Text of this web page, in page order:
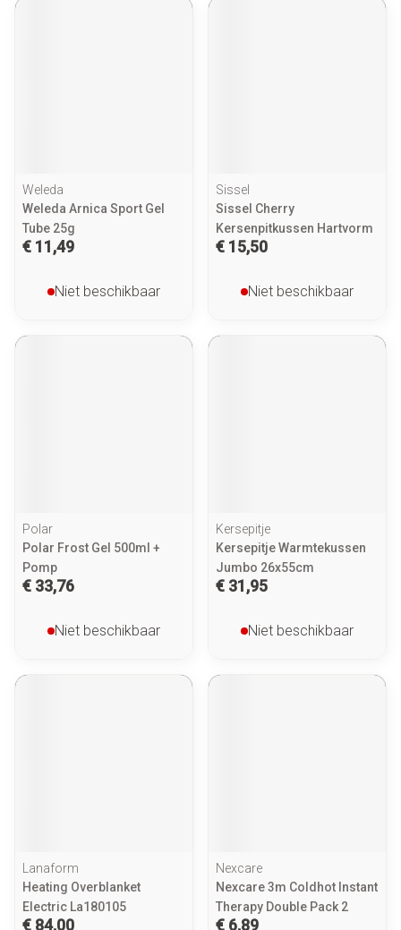
Weleda
Weleda Arnica Sport Gel
Tube 25g
€ 11,49
Niet beschikbaar
Sissel
Sissel Cherry
Kersenpitkussen Hartvorm
€ 15,50
Niet beschikbaar
Polar
Polar Frost Gel 500ml +
Pomp
€ 33,76
Niet beschikbaar
Kersepitje
Kersepitje Warmtekussen
Jumbo 26x55cm
€ 31,95
Niet beschikbaar
Lanaform
Heating Overblanket
Electric La180105
€ 84,00
Nexcare
Nexcare 3m Coldhot Instant
Therapy Double Pack 2
€ 6,89